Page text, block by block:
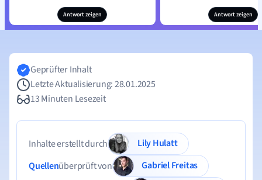
Antwort zeigen Antwort zeigen
Geprüfter Inhalt
Letzte Aktualisierung: 28.01.2025
13 Minuten Lesezeit
Inhalte erstellt durch
Lily Hulatt
Quellenüberprüft von
Gabriel Freitas